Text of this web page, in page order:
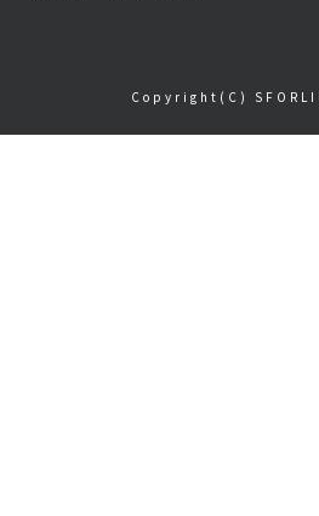
Copyright(C)